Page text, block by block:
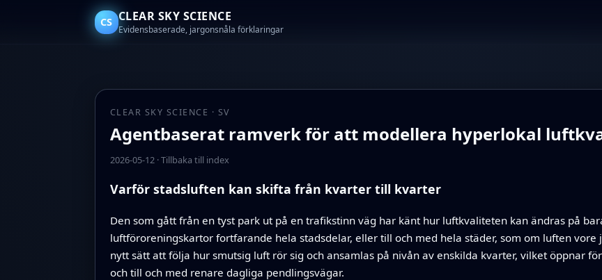
CS CLEAR SKY SCIENCE
Evidensbaserade, jargonsnåla förklaringar
CLEAR SKY SCIENCE · SV
Agentbaserat ramverk för att modellera hyperlokal
2026-05-12·Tillbaka till index
Varför stadsluften kan skifta från kvarter till kvarter
Den som gått från en tyst park ut på en trafikstinn väg har känt hur luftkvaliteten kan ändras på
luftföroreningskartor fortfarande hela stadsdelar, eller till och med hela städer, som om luften
nytt sätt att följa hur smutsig luft rör sig och ansamlas på nivån av enskilda kvarter, vilket öppnar
och till och med renare dagliga pendlingsvägar.